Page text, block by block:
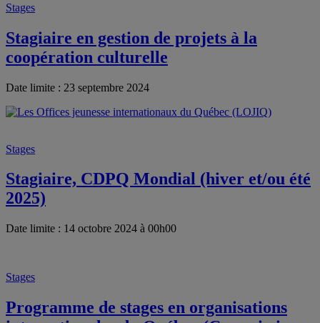
Stages
Stagiaire en gestion de projets à la
coopération culturelle
Date limite : 23 septembre 2024
Stages
Stagiaire, CDPQ Mondial (hiver et/ou été
2025)
Date limite : 14 octobre 2024 à 00h00
Stages
Programme de stages en organisations